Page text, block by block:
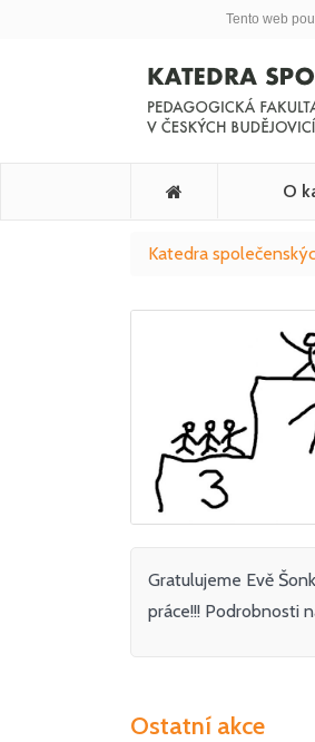
Tento web
O
Katedra
Gratulujeme Evě
práce!!! Podrobnosti
Ostatní akce